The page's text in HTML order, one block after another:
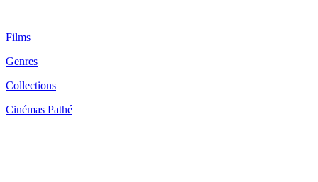
Films
Genres
Collections
Cinémas Pathé